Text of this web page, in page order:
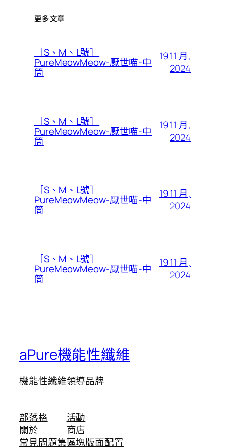
更多文章
［S、M、L號］
PureMeowMeow-厭世喵-中
筒
19 11 月,
2024
［S、M、L號］
PureMeowMeow-厭世喵-中
筒
19 11 月,
2024
［S、M、L號］
PureMeowMeow-厭世喵-中
筒
19 11 月,
2024
［S、M、L號］
PureMeowMeow-厭世喵-中
筒
19 11 月,
2024
aPure機能性纖維
機能性纖維領導品牌
部落格
關於
常見問題集
活動
商店
區塊版面配置